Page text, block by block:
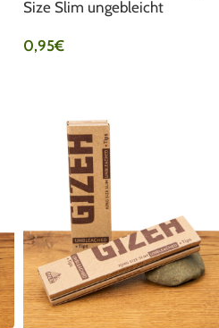
Size Slim ungebleicht
0,95€